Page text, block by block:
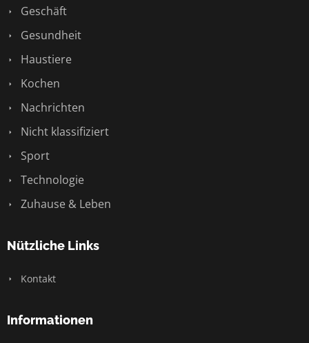
Geschäft
Gesundheit
Haustiere
Kochen
Nachrichten
Nicht klassifiziert
Sport
Technologie
Zuhause & Leben
Nützliche Links
Kontakt
Informationen